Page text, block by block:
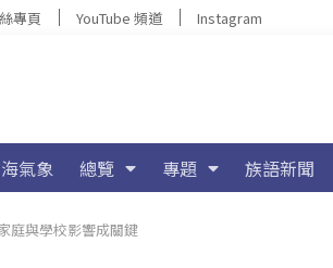
專頁 YouTube 頻道 Instagram
氣象 總覽 專題 族語新聞
庭與學校影響成關鍵